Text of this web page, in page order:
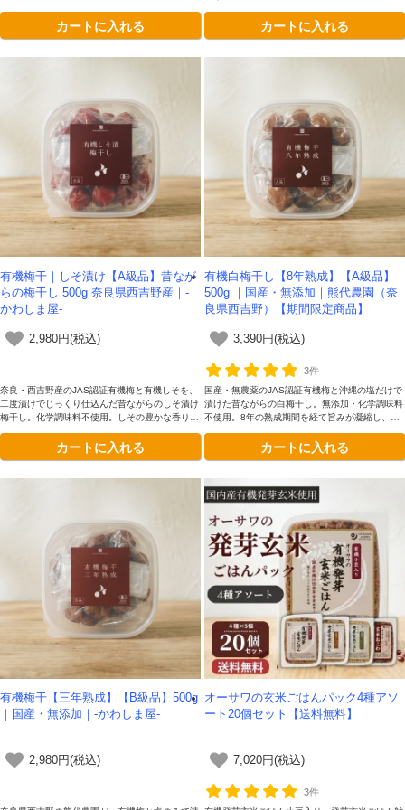
す。白米やお茶漬け、麺類に合わせて、「安心・
安全・おいしい」自然の恵みをお楽しみくださ
カートに入れる カートに入れる
有機梅干｜しそ漬け【A級品】昔なが
らの梅干し 500g 奈良県西吉野産｜-
かわしま屋-
2,980円(税込)
奈良・西吉野産のJAS認証有機梅と有機しそを、
二度漬けでじっくり仕込んだ昔ながらのしそ漬け
梅干し。化学調味料不使用。しその豊かな香りと
漬けや麺類のトッピングにもぴったりです。
カートに入れる
有機白梅干し【8年熟成】【A級品】
500g ｜国産・無添加｜熊代農園（奈
良県西吉野）【期間限定商品】
3,390円(税込)
3件
国産・無農薬のJAS認証有機梅と沖縄の塩だけで
漬けた昔ながらの白梅干し。無添加・化学調味料
不使用。8年の熟成期間を経て旨みが凝縮し、ま
破れのないA級品です。カートに入れる
有機梅干【三年熟成】【B級品】500g
｜国産・無添加｜-かわしま屋-
2,980円(税込)
オーサワの玄米ごはんパック4種アソ
ート20個セット【送料無料】
7,020円(税込)
3件